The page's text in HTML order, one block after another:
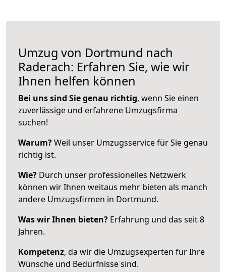
Umzug von Dortmund nach
Raderach: Erfahren Sie, wie wir
Ihnen helfen können
Bei uns sind Sie genau richtig, wenn Sie einen
zuverlässige und erfahrene Umzugsfirma
suchen!
Warum?Weil unser Umzugsservice für Sie genau
richtig ist.
Wie? Durch unser professionelles Netzwerk
können wir Ihnen weitaus mehr bieten als manch
andere Umzugsfirmen in Dortmund.
Was wir Ihnen bieten? Erfahrung und das seit 8
Jahren.
Kompetenz, da wir die Umzugsexperten für Ihre
Wünsche und Bedürfnisse sind.